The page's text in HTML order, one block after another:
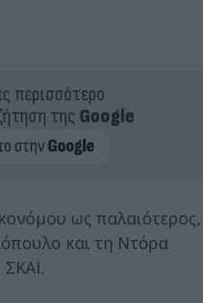
περισσότερο
της Google
ως παλαιότερος,
και τη Ντόρα